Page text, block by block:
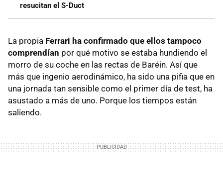
resucitan el S-Duct
La propia Ferrari ha confirmado que ellos tampoco
comprendían por qué motivo se estaba hundiendo el
morro de su coche en las rectas de Baréin. Así que
más que ingenio aerodinámico, ha sido una pifia que en
una jornada tan sensible como el primer día de test, ha
asustado a más de uno. Porque los tiempos están
saliendo.